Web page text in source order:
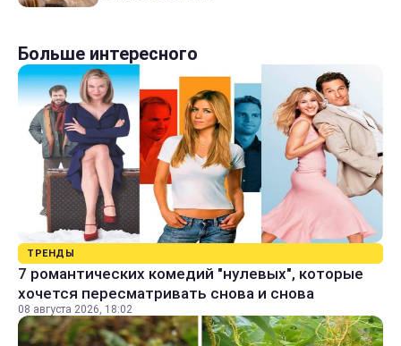
Больше интересного
ТРЕНДЫ
7 романтических комедий "нулевых", которые
хочется пересматривать снова и снова
08 августа 2026, 18:02